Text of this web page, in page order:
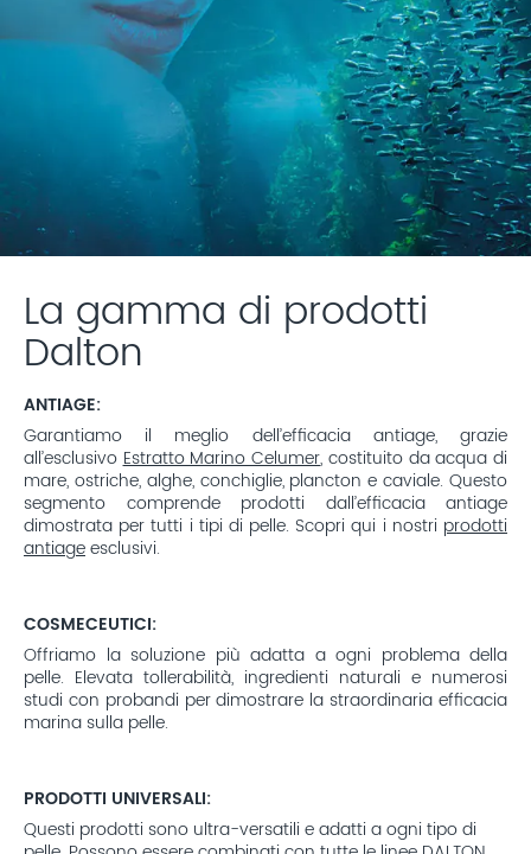
La gamma di prodotti
Dalton
ANTIAGE:
Garantiamo il meglio dell’efficacia antiage, grazie
all’esclusivoEstratto Marino Celumer, costituito da acqua di
mare, ostriche, alghe, conchiglie, plancton e caviale. Questo
segmento comprende prodotti dall’efficacia antiage
dimostrata per tutti i tipi di pelle. Scopri qui i nostri prodotti
antiageesclusivi.
COSMECEUTICI:
Offriamo la soluzione più adatta a ogni problema della
pelle. Elevata tollerabilità, ingredienti naturali e numerosi
studi con probandi per dimostrare la straordinaria efficacia
marina sulla pelle.
PRODOTTI UNIVERSALI:
Questi prodotti sono ultra-versatili e adatti a ogni tipo di